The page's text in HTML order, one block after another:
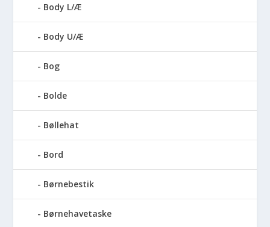
Body L/Æ
Body U/Æ
Bog
Bolde
Bøllehat
Bord
Børnebestik
Børnehavetaske